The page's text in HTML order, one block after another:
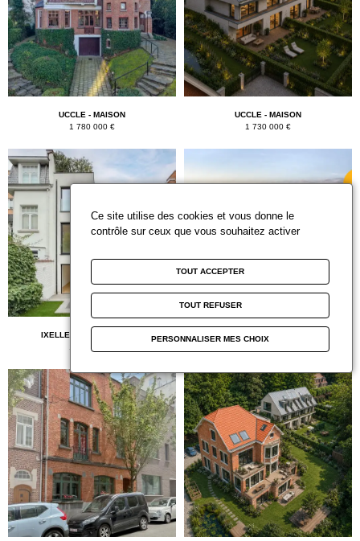
UCCLE - MAISON
1 780 000 €
UCCLE - MAISON
1 730 000 €
IXELLES - APPARTEMENT
IXELLES - PENTHOUSE
Ce site utilise des cookies et vous donne le
contrôle sur ceux que vous souhaitez activer
TOUT ACCEPTER
TOUT REFUSER
PERSONNALISER MES CHOIX